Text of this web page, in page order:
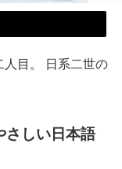
人目。 日系二世の
さしい日本語